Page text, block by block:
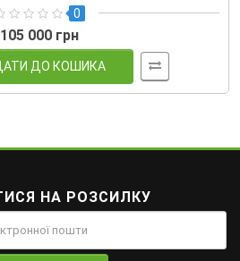
0
105 000 грн
ДО КОШИКА
НА РОЗСИЛКУ